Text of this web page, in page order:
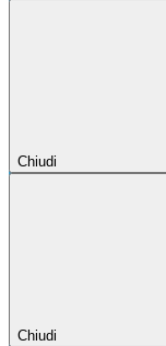
Chiudi
Chiudi